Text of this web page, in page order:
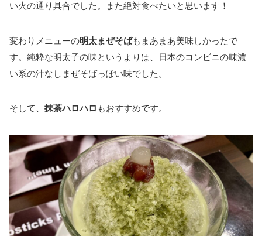
い火の通り具合でした。また絶対食べたいと思います！
変わりメニューの明太まぜそばもまあまあ美味しかったで
す。純粋な明太子の味というよりは、日本のコンビニの味濃
い系の汁なしまぜそばっぽい味でした。
そして、 抹茶ハロハロ もおすすめです。